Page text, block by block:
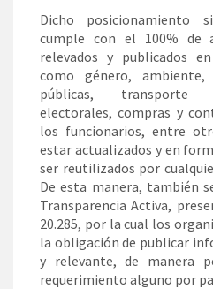
Dicho posicionamiento
cumple con el 100% de
relevados y publicados
como género,
públicas, transporte
electorales, compras y
los funcionarios, entre
estar actualizados y en
ser reutilizados por
De esta manera, también
Transparencia Activa,
20.285, por la cual los
la obligación de publicar
y relevante, de manera
requerimiento alguno por